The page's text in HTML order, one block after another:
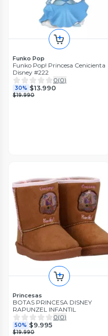
Funko Pop
Funko Pop! Princesa Cenicienta
Disney #222
0(0)
30% $13.990
$19.990
Princesas
BOTAS PRINCESA DISNEY
RAPUNZEL INFANTIL
0(0)
50% $9.995
$19.990